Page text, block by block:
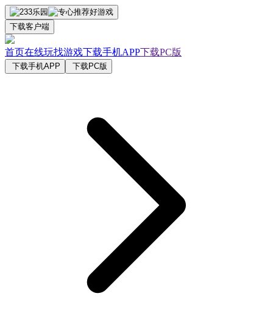
下载客户端
首页在线玩找游戏下载手机APP下载PC版
下载手机APP 下载PC版